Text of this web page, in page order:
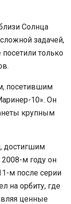
Солнца
задачей,
только
посетившим
10». Он
крупным
достигшим
м году он
м после серии
на орбиту, где
ценные